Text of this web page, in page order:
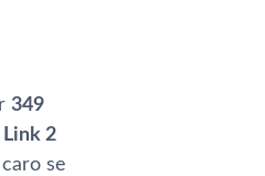
349
Link 2
se